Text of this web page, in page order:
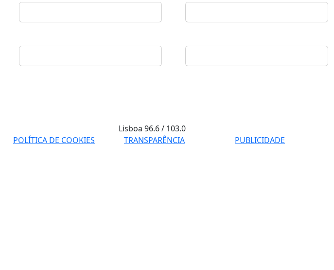
Lisboa96.6 / 103.0
POLÍTICA DE COOKIES TRANSPARÊNCIA
PUBLICIDADE